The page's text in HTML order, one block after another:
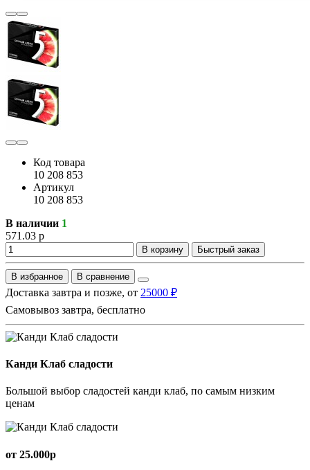
Код товара
10 208 853
Артикул
10 208 853
В наличии 1
571.03 р
В корзину Быстрый заказ
В избранное В сравнение
Доставка завтра и позже, от 25000 ₽
Самовывоз завтра, бесплатно
Канди Клаб сладости
Большой выбор сладостей канди клаб, по самым низким
ценам
от 25.000р